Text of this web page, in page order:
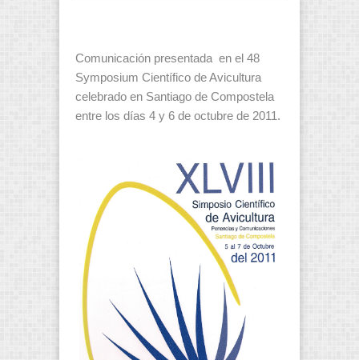
Comunicación presentada en el 48
Symposium Científico de Avicultura
celebrado en Santiago de Compostela
entre los días 4 y 6 de octubre de 2011.